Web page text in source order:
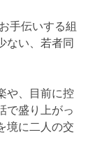
手伝いする組
ない、若者同
や、目前に控
で盛り上がっ
境に二人の交